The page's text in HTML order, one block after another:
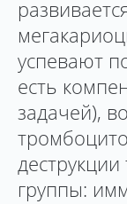
успевают
есть
задачей),
группы: